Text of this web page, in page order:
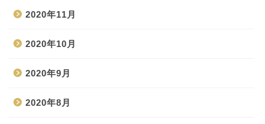
2020年11月
2020年10月
2020年9月
2020年8月